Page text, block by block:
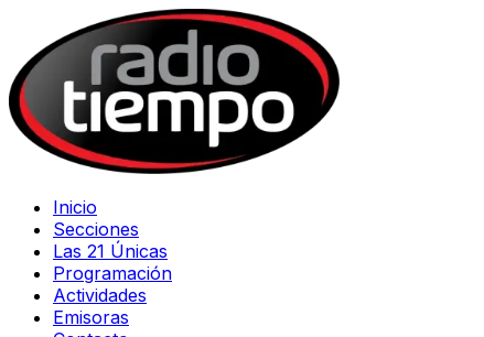
Inicio
Secciones
Las 21 Únicas
Programación
Actividades
Emisoras